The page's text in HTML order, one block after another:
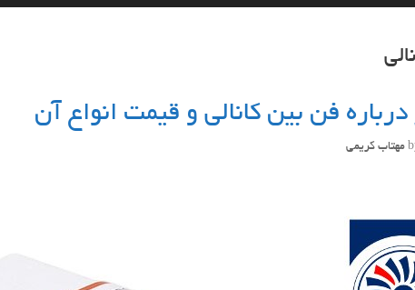
فن بین کانالی و قیمت انواع آن
مهتاب کریمی